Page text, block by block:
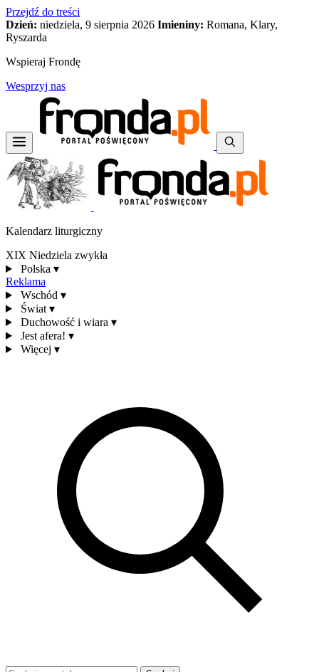
Przejdź do treści
Dzień: niedziela, 9 sierpnia 2026 Imieniny: Romana, Klary,
Ryszarda
Wspieraj Frondę
Wesprzyj nas
Kalendarz liturgiczny
XIX Niedziela zwykła
Polska ▾
Reklama
Wschód ▾
Świat ▾
Duchowość i wiara ▾
Jest afera! ▾
Więcej ▾